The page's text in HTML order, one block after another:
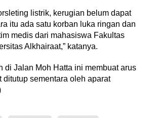
listrik, kerugian belum dapat
itu ada satu korban luka ringan dan
medis dari mahasiswa Fakultas
Alkhairaat,” katanya.
di Jalan Moh Hatta ini membuat arus
ditutup sementara oleh aparat